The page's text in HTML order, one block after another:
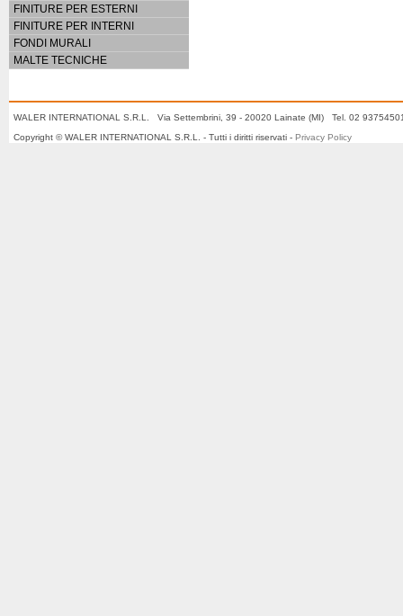
FINITURE PER ESTERNI
FINITURE PER INTERNI
FONDI MURALI
MALTE TECNICHE
WALER INTERNATIONAL S.R.L. Via Settembrini, 39 - 20020 Lainate (MI) Tel. 02
Copyright © WALER INTERNATIONAL S.R.L. - Tutti i diritti riservati - Privacy Policy